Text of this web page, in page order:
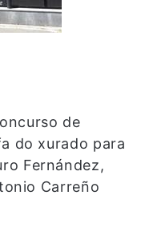
de
do xurado para
Fernández,
Carreño